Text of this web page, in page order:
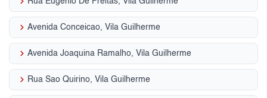
keyboard_arrow_right Avenida Conceicao, Vila Guilherme
keyboard_arrow_right Avenida Joaquina Ramalho, Vila Guilherme
keyboard_arrow_right Rua Sao Quirino, Vila Guilherme